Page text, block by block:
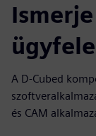
A D-Cubed
és CAM